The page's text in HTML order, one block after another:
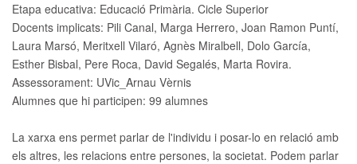
Etapa educativa: Educació Primària. Cicle Superior
Docents implicats: Pili Canal, Marga Herrero, Joan Ramon Puntí,
Laura Marsó, Meritxell Vilaró, Agnès Miralbell, Dolo García,
Esther Bisbal, Pere Roca, David Segalés, Marta Rovira.
Assessorament: UVic_Arnau Vèrnis
Alumnes que hi participen: 99 alumnes
La xarxa ens permet parlar de l'individu i posar-lo en relació amb
els altres, les relacions entre persones, la societat. Podem parlar